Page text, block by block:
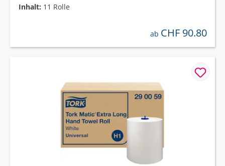
Inhalt: 11 Rolle
regulärer preis:
ab CHF 90.80